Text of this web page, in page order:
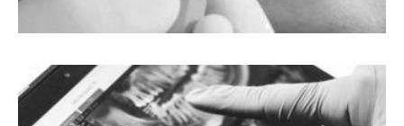
IZBELJIVANJE ZUBA